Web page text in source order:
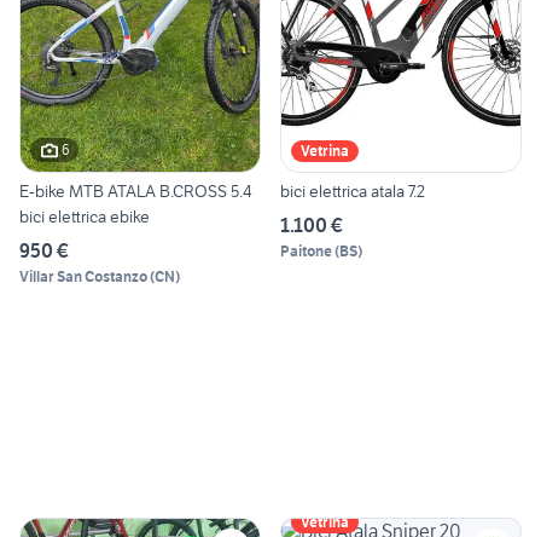
6
E-bike MTB ATALA B.CROSS 5.4
bici elettrica ebike
950 €
Villar San Costanzo(CN)
Vetrina
bici elettrica atala 7.2
1.100 €
Paitone(BS)
Vetrina